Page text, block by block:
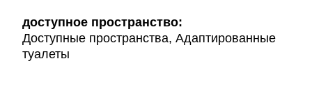
доступное пространство:
Доступные пространства, Адаптированные
туалеты